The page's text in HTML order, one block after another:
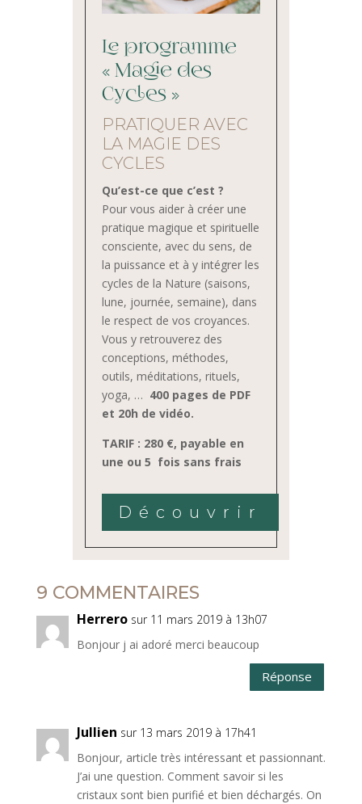
Le programme
« Magie des
Cycles »
PRATIQUER AVEC
LA MAGIE DES
CYCLES
Qu’est-ce que c’est ?
Pour vous aider à créer une
pratique magique et spirituelle
consciente, avec du sens, de
la puissance et à y intégrer les
cycles de la Nature (saisons,
lune, journée, semaine), dans
le respect de vos croyances.
Vous y retrouverez des
conceptions, méthodes,
outils, méditations, rituels,
yoga, … 400 pages de PDF
et 20h de vidéo.
TARIF : 280 €, payable en
une ou 5 fois sans frais
Découvrir
9 COMMENTAIRES
Herrero sur 11 mars 2019 à 13h07
Bonjour j ai adoré merci beaucoup
Réponse
Jullien sur 13 mars 2019 à 17h41
Bonjour, article très intéressant et passionnant.
J’ai une question. Comment savoir si les
cristaux sont bien purifié et bien déchargés. On